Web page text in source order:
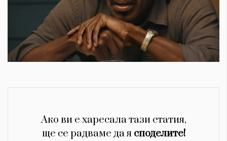
Ако ви е харесала тази статия,
ще се радваме да я споделите!